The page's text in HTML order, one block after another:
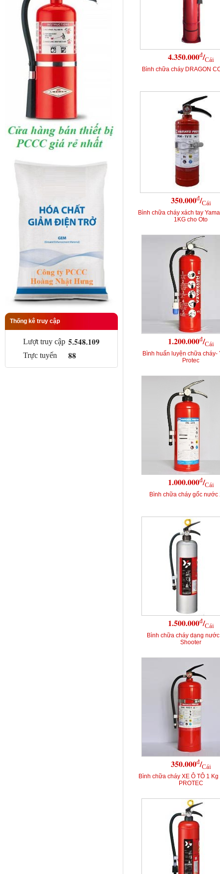
Thống kê truy cập
Lượt truy cập 5.548.109
Trực tuyến 88
4.350.000đ/Cái
Bình chữa cháy DRAGON
350.000đ/Cái
Bình chữa cháy xách tay
1KG cho Oto
1.200.000đ/Cái
Bình huấn luyện chữa cháy-
Protec
1.000.000đ/Cái
Bình chữa cháy gốc nước
1.500.000đ/Cái
Bình chữa cháy dạng
Shooter
350.000đ/Cái
Bình chữa cháy XE Ô TÔ 1 Kg
PROTEC